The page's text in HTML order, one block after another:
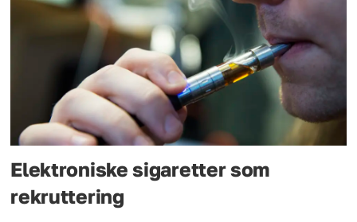
Elektroniske sigaretter som
rekruttering